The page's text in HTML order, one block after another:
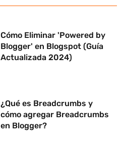
Cómo Eliminar 'Powered by
Blogger' en Blogspot (Guía
Actualizada 2024)
¿Qué es Breadcrumbs y
cómo agregar Breadcrumbs
en Blogger?